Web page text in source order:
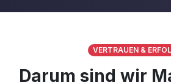
VERTRAUEN &
Darum sind wir